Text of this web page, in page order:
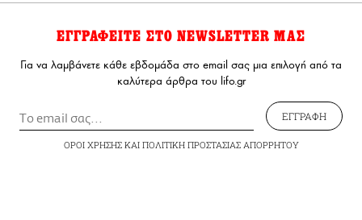
ΕΓΓΡΑΦΕΙΤΕ ΣΤΟ NEWSLETTER ΜΑΣ
Για να λαμβάνετε κάθε εβδομάδα στο email σας μια επιλογή από τα
καλύτερα άρθρα του lifo.gr
ΕΓΓΡΑΦΗ
ΟΡΟΙ ΧΡΗΣΗΣΚΑΙ ΠΟΛΙΤΙΚΗ ΠΡΟΣΤΑΣΙΑΣ ΑΠΟΡΡΗΤΟΥ